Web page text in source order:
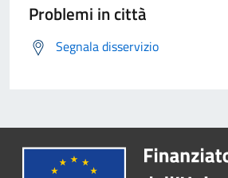
Problemi in città
Segnala disservizio